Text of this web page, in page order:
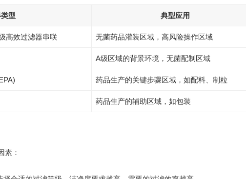
型 典型应用
高效过滤器串联 无菌药品灌装区域，高风险操作区域
A级区域的背景环境，无菌配制区域
药品生产的关键步骤区域，如配料、制粒
药品生产的辅助区域，如包装
素：